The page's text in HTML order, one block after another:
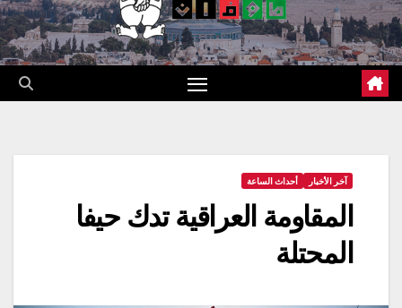
آخر الأخبار أحداث الساعة
المقاومة العراقية تدك حيفا
المحتلة